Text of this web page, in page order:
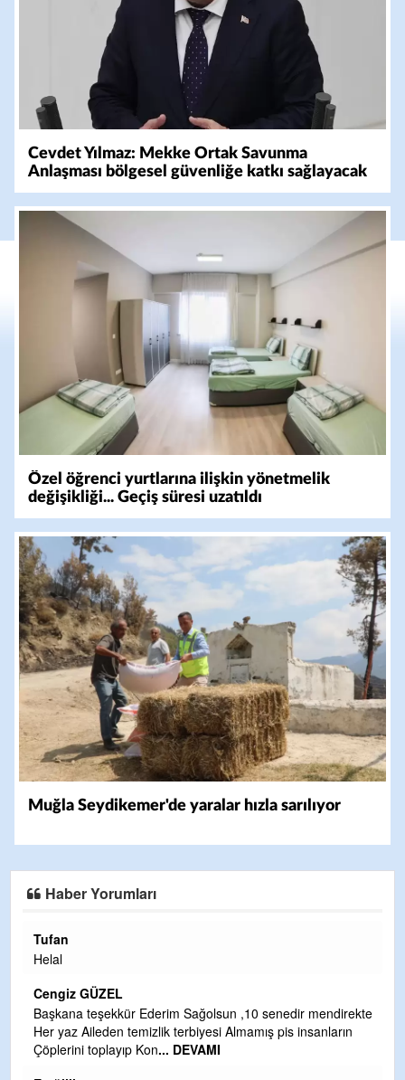
Cevdet Yılmaz: Mekke Ortak Savunma
Anlaşması bölgesel güvenliğe katkı sağlayacak
Özel öğrenci yurtlarına ilişkin yönetmelik
değişikliği... Geçiş süresi uzatıldı
Muğla Seydikemer'de yaralar hızla sarılıyor
Haber Yorumları
Halil Aydın
Çırak ustasından öğrenir kısmet bağlamayı... Ben İbrahim
CEVDET YILMAZ
GULDERE DERE ÇALIŞMALARI, SEKIZ YIL ÖNCE ALKAYA
TARAFINDAN BAŞLATILDI, ETRASFINDA YERLEŞİM YERI